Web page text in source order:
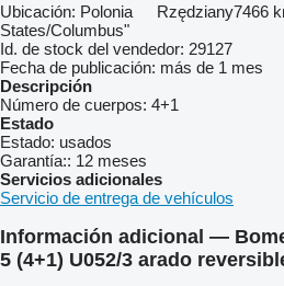
Ubicación: Polonia Rzędziany7466
States/Columbus"
Id. de stock del vendedor: 29127
Fecha de publicación: más de 1 mes
Descripción
Número de cuerpos: 4+1
Estado
Estado: usados
Garantía:: 12 meses
Servicios adicionales
Servicio de entrega de vehículos
Información adicional —
5 (4+1) U052/3 arado